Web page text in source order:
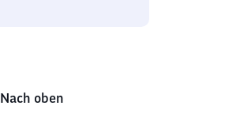
Nach oben